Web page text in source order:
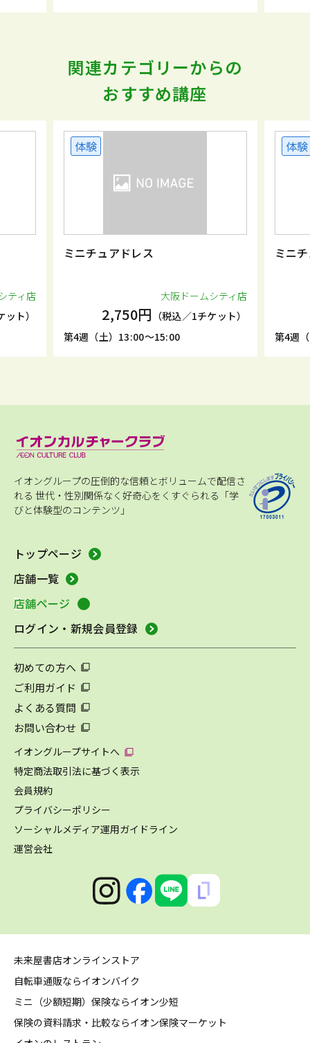
関連カテゴリーからの
おすすめ講座
ティ店
ト）
体験
ミニチュアドレス
大阪ドームシティ店
2,750円 （税込／1チケット）
第4週（土）13:00～15:00
体験
ミニ
第4週
イオングループの圧倒的な信頼とボリュームで配信さ
れる 世代・性別関係なく好奇心をくすぐられる「学
びと体験型のコンテンツ」
トップページ
店舗一覧
店舗ページ
ログイン・新規会員登録
初めての方へ
ご利用ガイド
よくある質問
お問い合わせ
イオングループサイトへ
特定商法取引法に基づく表示
会員規約
プライバシーポリシー
ソーシャルメディア運用ガイドライン
運営会社
未来屋書店オンラインストア
自転車通販ならイオンバイク
ミニ（少額短期）保険ならイオン少短
保険の資料請求・比較ならイオン保険マーケット